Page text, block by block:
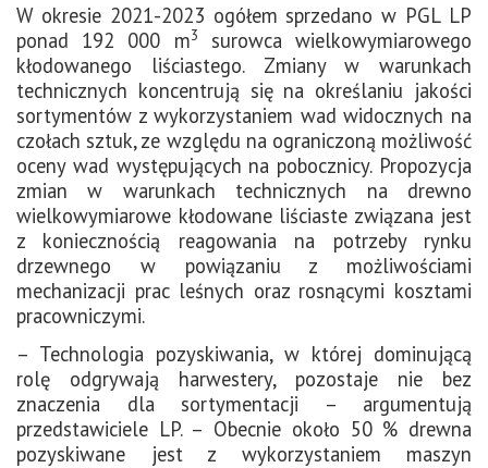
W okresie 2021-2023 ogółem sprzedano w PGL LP
ponad 192 000 m3 surowca wielkowymiarowego
kłodowanego liściastego. Zmiany w warunkach
technicznych koncentrują się na określaniu jakości
sortymentów z wykorzystaniem wad widocznych na
czołach sztuk, ze względu na ograniczoną możliwość
oceny wad występujących na pobocznicy. Propozycja
zmian w warunkach technicznych na drewno
wielkowymiarowe kłodowane liściaste związana jest
z koniecznością reagowania na potrzeby rynku
drzewnego w powiązaniu z możliwościami
mechanizacji prac leśnych oraz rosnącymi kosztami
pracowniczymi.
– Technologia pozyskiwania, w której dominującą
rolę odgrywają harwestery, pozostaje nie bez
znaczenia dla sortymentacji – argumentują
przedstawiciele LP. – Obecnie około 50 % drewna
pozyskiwane jest z wykorzystaniem maszyn